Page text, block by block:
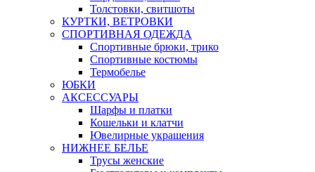
Толстовки, свитшоты
КУРТКИ, ВЕТРОВКИ
СПОРТИВНАЯ ОДЕЖДА
Спортивные брюки, трико
Спортивные костюмы
Термобелье
ЮБКИ
AКСЕССУАРЫ
Шарфы и платки
Кошельки и клатчи
Ювелирные украшения
НИЖНЕЕ БЕЛЬЕ
Трусы женские